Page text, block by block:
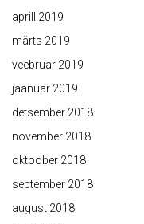
aprill 2019
märts 2019
veebruar 2019
jaanuar 2019
detsember 2018
november 2018
oktoober 2018
september 2018
august 2018